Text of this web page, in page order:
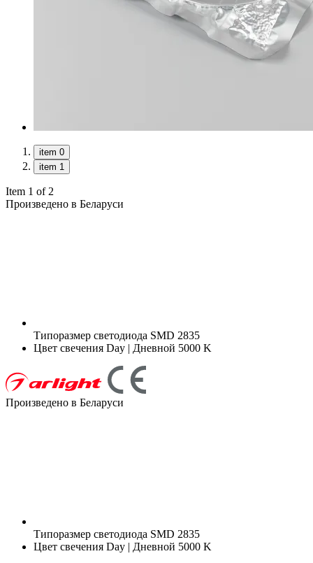
item 0
item 1
Item 1 of 2
Произведено в Беларуси
Типоразмер светодиода SMD 2835
Цвет свечения Day | Дневной 5000 K
Произведено в Беларуси
Типоразмер светодиода SMD 2835
Цвет свечения Day | Дневной 5000 K